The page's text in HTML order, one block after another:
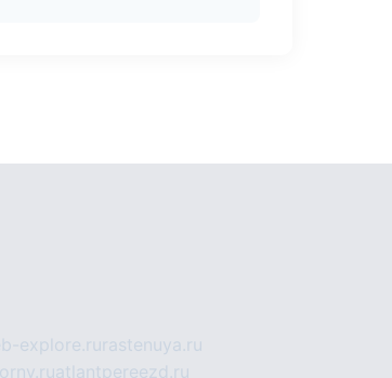
explore.ru rastenuya.ru
atlantpereezd.ru